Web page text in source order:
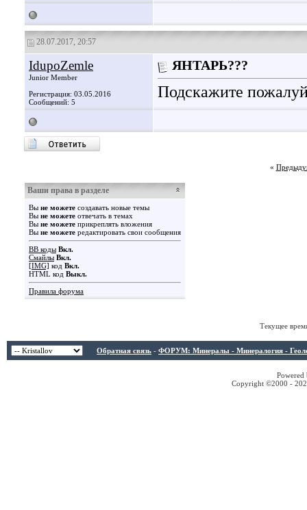
28.07.2017, 20:57
IdupoZemle
Junior Member
Регистрация: 03.05.2016
Сообщений: 5
ЯНТАРЬ???
Подскажите
«
Ваши права в разделе
Вы не можете создавать новые темы
Вы не можете отвечать в темах
Вы не можете прикреплять вложения
Вы не можете редактировать свои сообщения
BB коды Вкл.
Смайлы Вкл.
[IMG] код Вкл.
HTML код Выкл.
Правила форума
Текущее
Обратная связь - ФОРУМ: Минералы - Минералогия -
Copyright ©2000 -